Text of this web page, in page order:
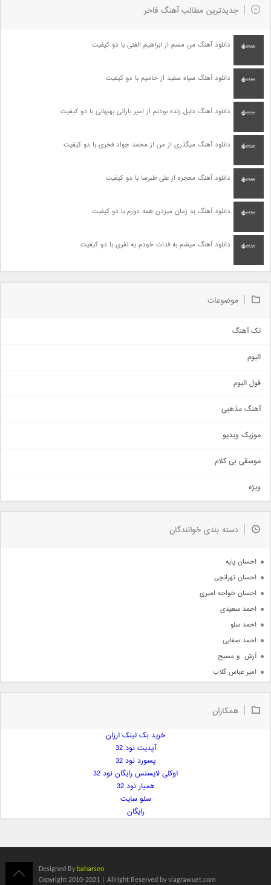
جدیدترین مطالب آهنگ فاخر
دانلود آهنگ من مسم از ابراهیم الفتی با دو کیفیت
دانلود آهنگ سیاه سفید از حامیم با دو کیفیت
دانلود آهنگ دلیل زنده بودنم از امیر بارانی بهبهانی با دو کیفیت
دانلود آهنگ میگذری از من از محمد جواد فخری با دو کیفیت
دانلود آهنگ معجزه از علی طبرسا با دو کیفیت
دانلود آهنگ یه زمان میزدن همه دورم با دو کیفیت
دانلود آهنگ میشم به فدات خودم یه نفری با دو کیفیت
موضوعات
تک آهنگ
اجتماعی
حماسی
سنتی
اهنگ بندرعباسی
دمو
مذهبی
جدیدترین ها
البوم
فول البوم
آهنگ مذهبی
موزیک ویدیو
موسقی بی کلام
ویژه
دسته بندی خوانندگان
احسان پایه
احسان تهرانچی
احسان خواجه امیری
احمد سعیدی
احمد سلو
احمد صفایی
آرش  و مسیح
امیر عباس گلاب
امیر علی
ایمان فلاح
همکاران
خرید بک لینک ارزان
آپدیت نود 32
پسورد نود 32
اوکلی لایسنس رایگان نود 32
همیار نود 32
سئو سایت
رایگان
Designed By baharseo
Copyright 2010-2021 | Allright Reserved by viagrawuet.com